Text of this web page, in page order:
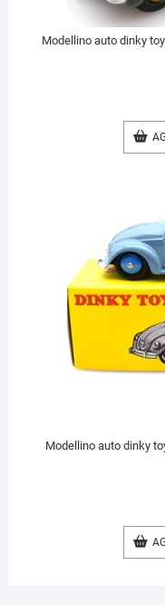
Modellino auto dinky
Modellino auto dinky